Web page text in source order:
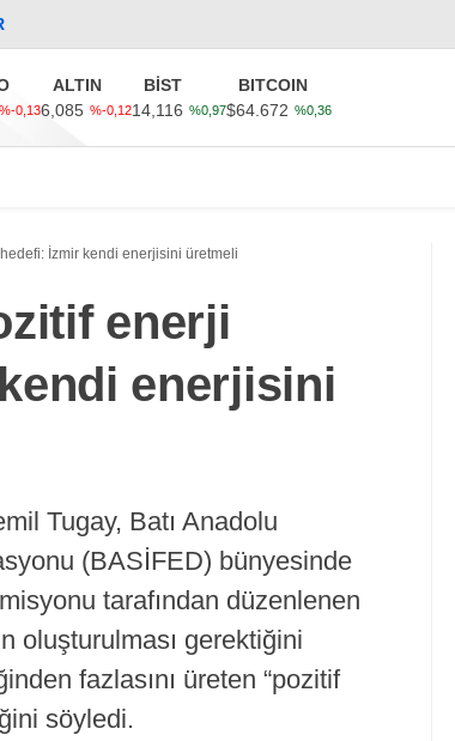
%-0,13
ALTIN
6,085 %-0,12
BİST
14,116 %0,97
BITCOIN
$64.672 %0,36
İzmir kendi enerjisini üretmeli
enerji
enerjisini
Tugay, Batı Anadolu
(BASİFED) bünyesinde
tarafından düzenlenen
oluşturulması gerektiğini
fazlasını üreten “pozitif
söyledi.